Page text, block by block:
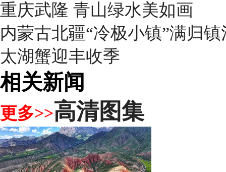
重庆武隆 青山绿水美如画
内蒙古北疆“冷极小镇”满归
太湖蟹迎丰收季
相关新闻
更多>>高清图集